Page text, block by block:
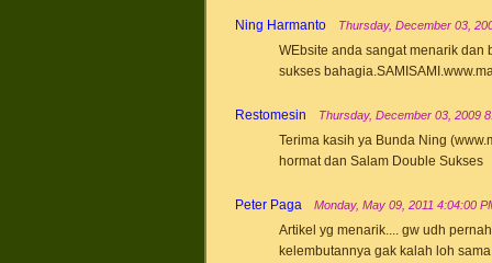
Ning Harmanto
Thursday, December 03,
WEbsite anda sangat menarik dan
sukses
Restomesin
Thursday, December 03, 2009
Terima kasih ya Bunda Ning
hormat dan Salam Double Sukses
Peter Paga
Monday, May 09, 2011 4:04:00
Artikel yg menarik.... gw udh
kelembutannya gak kalah loh